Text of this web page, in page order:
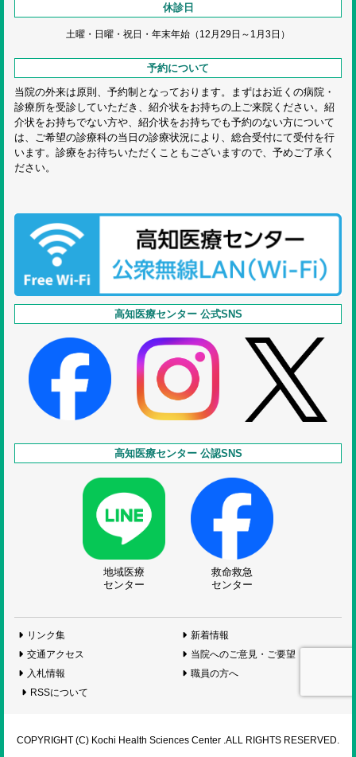
休診日
土曜・日曜・祝日・ 年末年始（12月29日～1月3日）
予約について
当院の外来は原則、予約制となっております。まずはお近くの病院・
診療所を受診していただき、紹介状をお持ちの上ご来院ください。紹
介状をお持ちでない方や、紹介状をお持ちでも予約のない方について
は、ご希望の診療科の当日の診療状況により、総合受付にて受付を行
います。診療をお待ちいただくこともございますので、予めご了承く
ださい。
高知医療センター 公式SNS
高知医療センター 公認SNS
地域医療
センター
救命救急
センター
リンク集
新着情報
交通アクセス
当院へのご意見・ご要望
入札情報
職員の方へ
RSSについて
COPYRIGHT (C) Kochi Health Sciences Center .ALL RIGHTS RESERVED.